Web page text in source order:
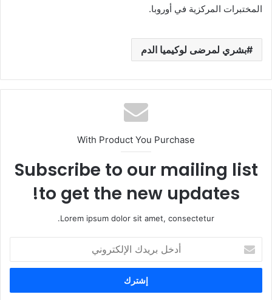
المختبرات المركزية في أوروبا.
بشري لمرضى لوكيميا الدم
With Product You Purchase
Subscribe to our mailing list
to get the new updates!
Lorem ipsum dolor sit amet, consectetur.
خ
ب